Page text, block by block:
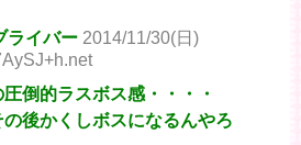
ライバー 2014/11/30(日)
倒的ラスボス感・・・・
後かくしボスになるんやろ